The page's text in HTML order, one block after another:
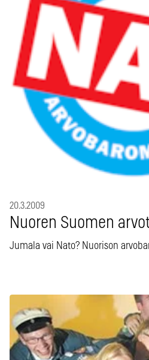
20.3.2009
Nuoren Suomen
Jumala vai Nato? Nuorison